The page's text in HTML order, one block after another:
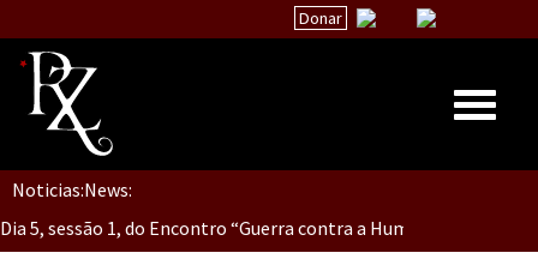
Donar
Inicio
Quiénes Somos
Noticias:News:
Dia 5, Sessão 2, Encontro “Guerra contra la Humanidad”
Dia 5, sessão 1, do Encontro “Guerra contra a Humanidade”(As